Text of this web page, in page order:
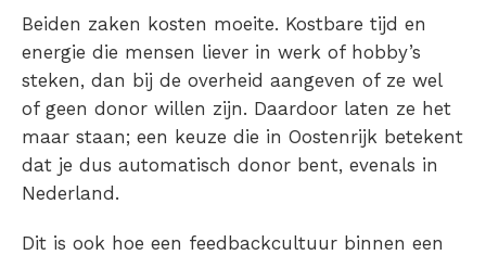
Beiden zaken kosten moeite. Kostbare tijd en
energie die mensen liever in werk of hobby’s
steken, dan bij de overheid aangeven of ze wel
of geen donor willen zijn. Daardoor laten ze het
maar staan; een keuze die in Oostenrijk betekent
dat je dus automatisch donor bent, evenals in
Nederland.
Dit is ook hoe een feedbackcultuur binnen een